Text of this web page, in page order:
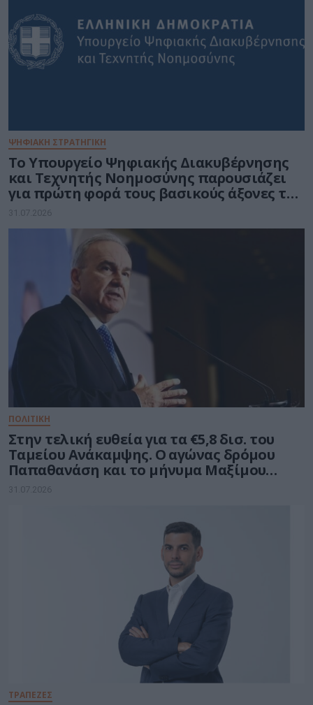
ΨΗΦΙΑΚΗ ΣΤΡΑΤΗΓΙΚΗ
Το Υπουργείο Ψηφιακής Διακυβέρνησης
και Τεχνητής Νοημοσύνης παρουσιάζει
για πρώτη φορά τους βασικούς άξονες του
νέου Εθνικού Διαστημικού Προγράμματος
31.07.2026
ΠΟΛΙΤΙΚΗ
Στην τελική ευθεία για τα €5,8 δισ. του
Ταμείου Ανάκαμψης. Ο αγώνας δρόμου
Παπαθανάση και το μήνυμα Μαξίμου
στους υπουργούς
31.07.2026
ΤΡΑΠΕΖΕΣ